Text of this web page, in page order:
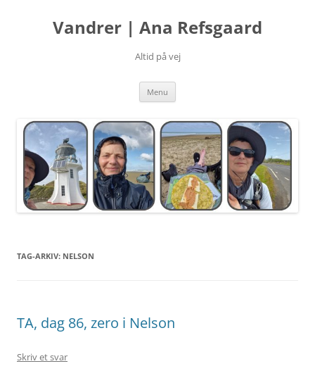
Vandrer | Ana Refsgaard
Altid på vej
Menu
TAG-ARKIV: NELSON
TA, dag 86, zero i Nelson
Skriv et svar